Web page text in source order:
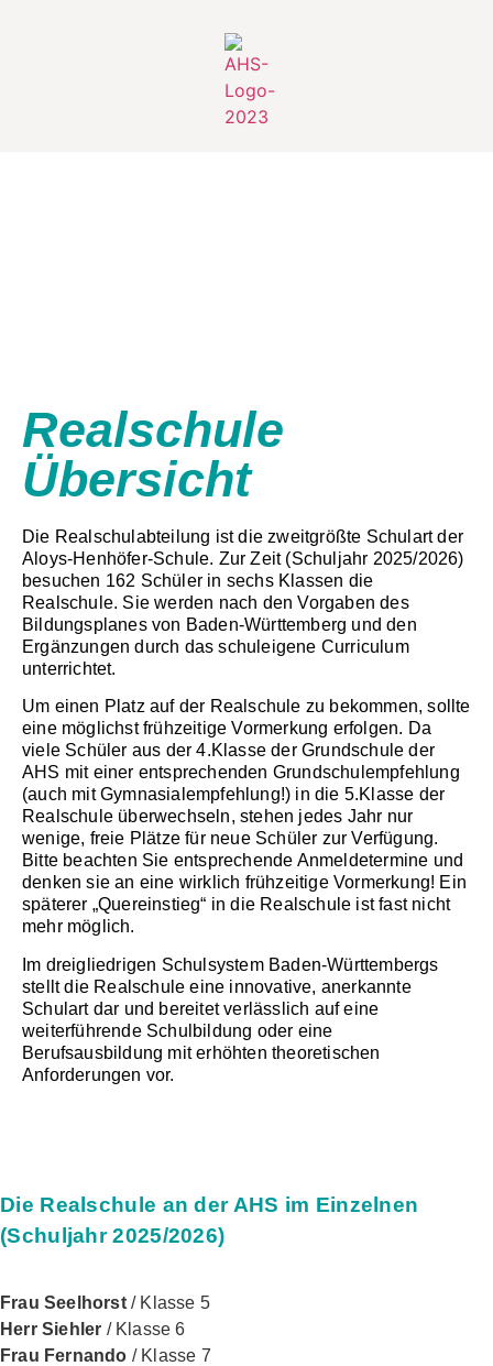
Realschule
Übersicht
Die Realschulabteilung ist die zweitgrößte Schulart der
Aloys-Henhöfer-Schule. Zur Zeit (Schuljahr 2025/2026)
besuchen 162 Schüler in sechs Klassen die
Realschule. Sie werden nach den Vorgaben des
Bildungsplanes von Baden-Württemberg und den
Ergänzungen durch das schuleigene Curriculum
unterrichtet.
Um einen Platz auf der Realschule zu bekommen, sollte
eine möglichst frühzeitige Vormerkung erfolgen. Da
viele Schüler aus der 4.Klasse der Grundschule der
AHS mit einer entsprechenden Grundschulempfehlung
(auch mit Gymnasialempfehlung!) in die 5.Klasse der
Realschule überwechseln, stehen jedes Jahr nur
wenige, freie Plätze für neue Schüler zur Verfügung.
Bitte beachten Sie entsprechende Anmeldetermine und
denken sie an eine wirklich frühzeitige Vormerkung! Ein
späterer „Quereinstieg“ in die Realschule ist fast nicht
mehr möglich.
Im dreigliedrigen Schulsystem Baden-Württembergs
stellt die Realschule eine innovative, anerkannte
Schulart dar und bereitet verlässlich auf eine
weiterführende Schulbildung oder eine
Berufsausbildung mit erhöhten theoretischen
Anforderungen vor.
Die Realschule an der AHS im Einzelnen
(Schuljahr 2025/2026)
Frau Seelhorst/ Klasse 5
Herr Siehler / Klasse 6
Frau Fernando / Klasse 7